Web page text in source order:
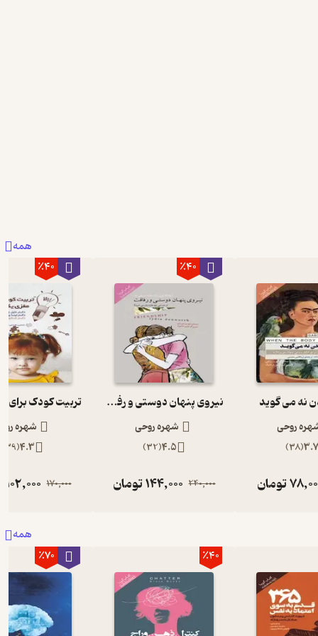
همه
نه می گوید
روحی
3.7
(
38
)
تومان
٪40
نیروی پنهان دوستی و رفاقت
شهره روحی
4.5
(
32
)
240,000
144,000تومان
٪40
شهره
4.3
(
39
170,000
102,000
همه
٪40 ٪70